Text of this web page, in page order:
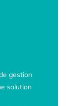
gestion
solution